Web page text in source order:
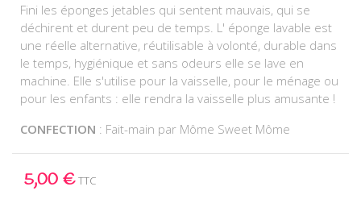
Fini les éponges jetables qui sentent mauvais, qui se
déchirent et durent peu de temps. L' éponge lavable est
une réelle alternative, réutilisable à volonté, durable dans
le temps, hygiénique et sans odeurs elle se lave en
machine. Elle s'utilise pour la vaisselle, pour le ménage ou
pour les enfants : elle rendra la vaisselle plus amusante !
CONFECTION : Fait-main par Môme Sweet Môme
5,00 €TTC